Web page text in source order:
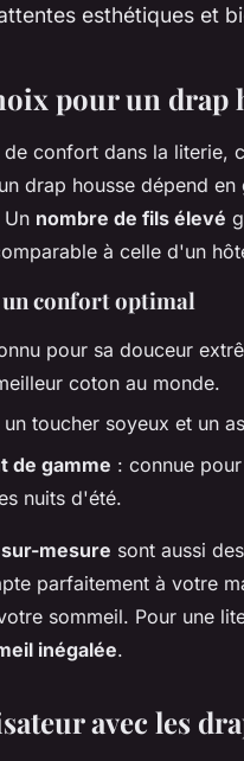
esthétiques et
pour un drap
confort dans la literie,
drap housse dépend
nombre de fils élevé
à celle d'un
confort optimal
pour sa douceur
coton au monde.
toucher soyeux et un
de gamme : connue
nuits d'été.
mesure sont aussi
parfaitement à votre
sommeil. Pour une
inégalée.
avec les